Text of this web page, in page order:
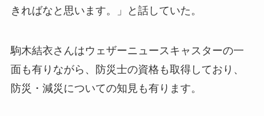
きればなと思います。」と話していた。
駒木結衣さんはウェザーニュースキャスターの一
面も有りながら、防災士の資格も取得しており、
防災・減災についての知見も有ります。